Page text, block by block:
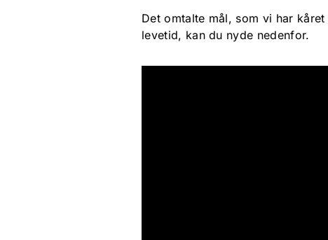
Det omtalte mål, som vi har
levetid, kan du nyde nedenfor.